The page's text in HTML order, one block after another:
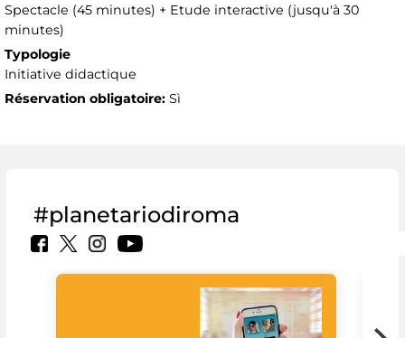
Spectacle (45 minutes) + Etude interactive (jusqu'à 30
minutes)
Typologie
Initiative didactique
Réservation obligatoire: Sì
#planetariodiroma